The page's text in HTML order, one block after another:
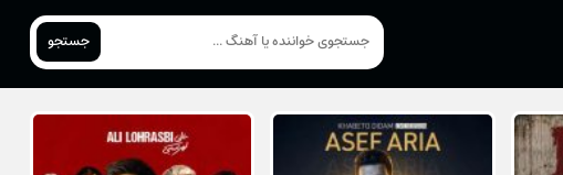
جستجو